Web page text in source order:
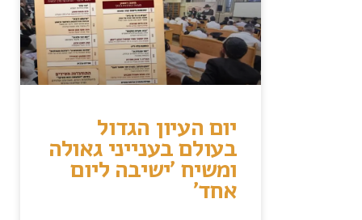
יום העיון הגדול
בעולם בענייני גאולה
ומשיח 'ישיבה ליום
אחד'